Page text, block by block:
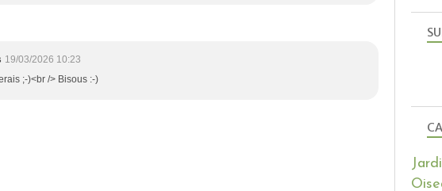
19/03/2026 10:23
;-)<br /> Bisous :-)